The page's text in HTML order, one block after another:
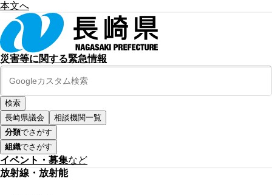
本文へ
災害等に関する緊急情報
長崎県議会
相談機関一覧
分類でさがす
組織でさがす
イベント・募集など
放射線・放射能